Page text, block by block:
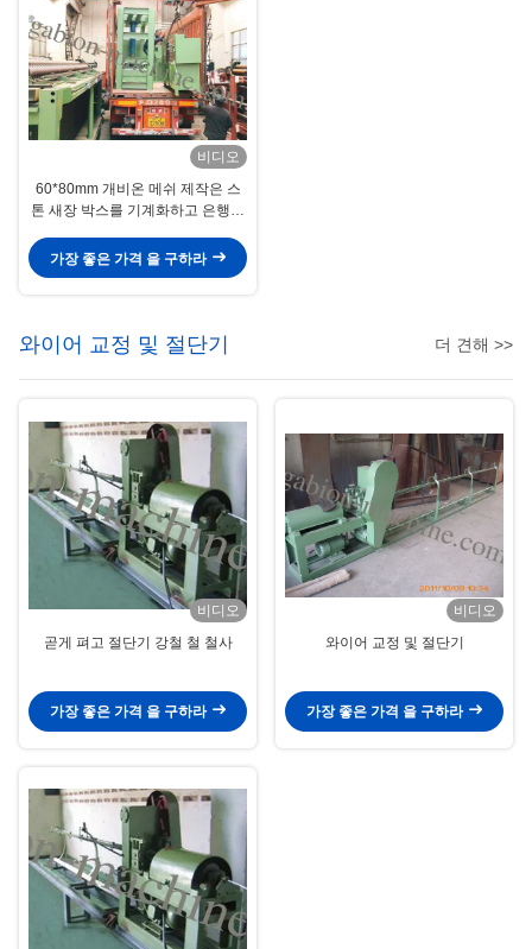
비디오
60*80mm 개비온 메쉬 제작은 스
톤 새장 박스를 기계화하고 은행을
가장 좋은 가격 을 구하라
와이어 교정 및 절단기 더 견해 >>
비디오
곧게 펴고 절단기 강철 철 철사
가장 좋은 가격 을 구하라
비디오
와이어 교정 및 절단기
가장 좋은 가격 을 구하라